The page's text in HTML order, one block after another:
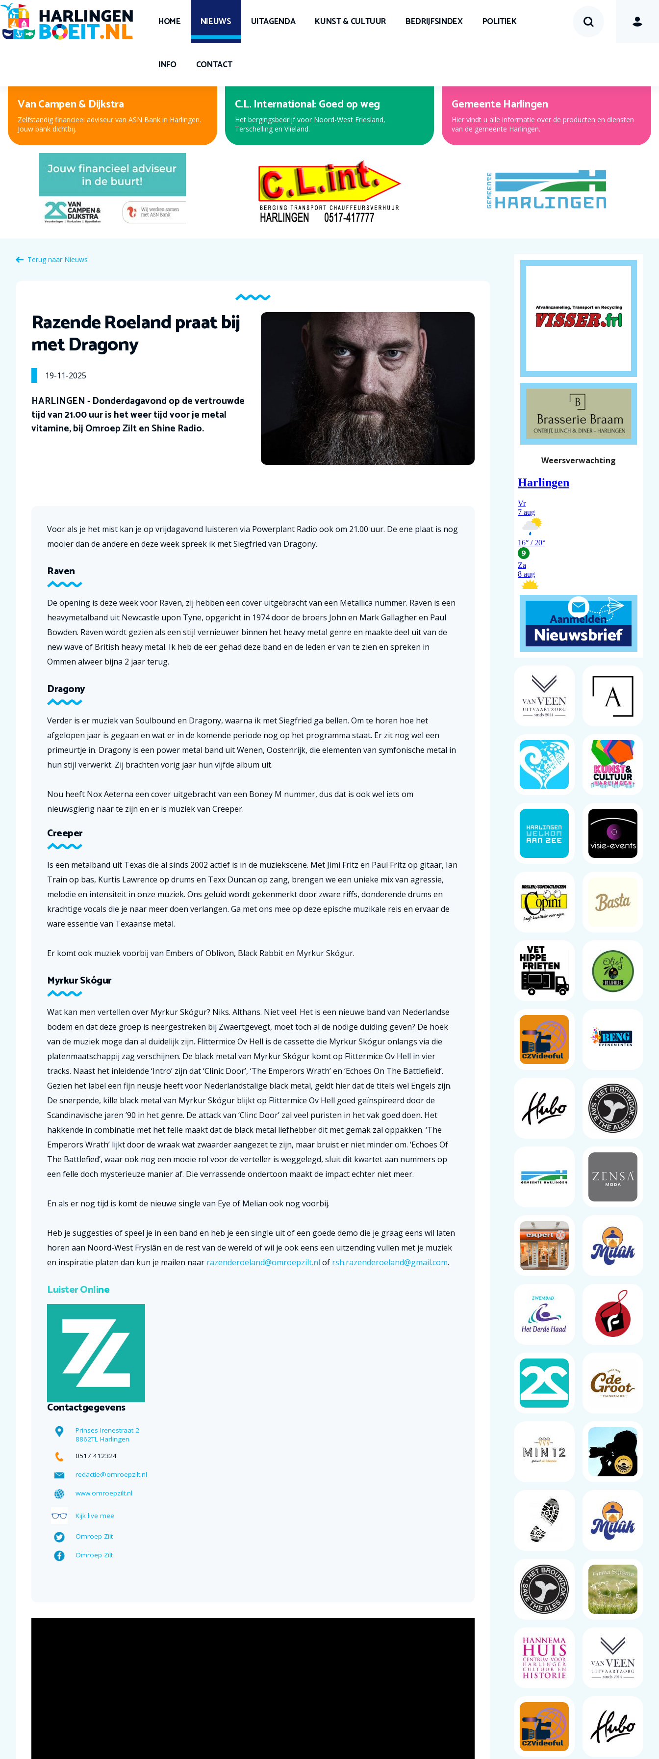
HOME NIEUWS UITAGENDA KUNST & CULTUUR BEDRIJFSINDEX POLITIEK
INFO CONTACT
Peter Kuiper, voor oog en oor
Nieuwe bril, contactlenzen of hooroplossing? Bij Peter
Kuiper, dé opticien en audicien bent u aan het juiste adres.
Expert Harlingen
Bekijk de nieuwe folder met de beste aanbiedingen!
Gemeente Harlingen
Hier vindt u alle informatie over de producten en diensten
van de gemeente Harlingen.
Terug naar Nieuws
Razende Roeland praat bij
met Dragony
19-11-2025
HARLINGEN - Donderdagavond op de vertrouwde
tijd van 21.00 uur is het weer tijd voor je metal
vitamine, bij Omroep Zilt en Shine Radio.
Voor als je het mist kan je op vrijdagavond luisteren via Powerplant Radio ook om 21.00 uur. De ene plaat is nog
mooier dan de andere en deze week spreek ik met Siegfried van Dragony.
Raven
De opening is deze week voor Raven, zij hebben een cover uitgebracht van een Metallica nummer. Raven is een
heavymetalband uit Newcastle upon Tyne, opgericht in 1974 door de broers John en Mark Gallagher en Paul
Bowden. Raven wordt gezien als een stijl vernieuwer binnen het heavy metal genre en maakte deel uit van de
new wave of British heavy metal. Ik heb de eer gehad deze band en de leden er van te zien en spreken in
Ommen alweer bijna 2 jaar terug.
Dragony
Verder is er muziek van Soulbound en Dragony, waarna ik met Siegfried ga bellen. Om te horen hoe het
afgelopen jaar is gegaan en wat er in de komende periode nog op het programma staat. Er zit nog wel een
primeurtje in. Dragony is een power metal band uit Wenen, Oostenrijk, die elementen van symfonische metal in
hun stijl verwerkt. Zij brachten vorig jaar hun vijfde album uit.
Nou heeft Nox Aeterna een cover uitgebracht van een Boney M nummer, dus dat is ook wel iets om
nieuwsgierig naar te zijn en er is muziek van Creeper.
Creeper
Is een metalband uit Texas die al sinds 2002 actief is in de muziekscene. Met Jimi Fritz en Paul Fritz op gitaar, Ian
Train op bas, Kurtis Lawrence op drums en Texx Duncan op zang, brengen we een unieke mix van agressie,
melodie en intensiteit in onze muziek. Ons geluid wordt gekenmerkt door zware riffs, donderende drums en
krachtige vocals die je naar meer doen verlangen. Ga met ons mee op deze epische muzikale reis en ervaar de
ware essentie van Texaanse metal.
Er komt ook muziek voorbij van Embers of Oblivon, Black Rabbit en Myrkur Skógur.
Myrkur Skógur
Wat kan men vertellen over Myrkur Skógur? Niks. Althans. Niet veel. Het is een nieuwe band van Nederlandse
bodem en dat deze groep is neergestreken bij Zwaertgevegt, moet toch al de nodige duiding geven? De hoek
van de muziek moge dan al duidelijk zijn. Flittermice Ov Hell is de cassette die Myrkur Skógur onlangs via die
platenmaatschappij zag verschijnen. De black metal van Myrkur Skógur komt op Flittermice Ov Hell in vier
tracks. Naast het inleidende ‘Intro’ zijn dat ‘Clinic Door’, ‘The Emperors Wrath’ en ‘Echoes On The Battlefield’.
Gezien het label een fijn neusje heeft voor Nederlandstalige black metal, geldt hier dat de titels wel Engels zijn.
De snerpende, kille black metal van Myrkur Skógur blijkt op Flittermice Ov Hell goed geïnspireerd door de
Scandinavische jaren ’90 in het genre. De attack van ‘Clinc Door’ zal veel puristen in het vak goed doen. Het
hakkende in combinatie met het felle maakt dat de black metal liefhebber dit met gemak zal oppakken. ‘The
Emperors Wrath’ lijkt door de wraak wat zwaarder aangezet te zijn, maar bruist er niet minder om. ‘Echoes Of
The Battlefied’, waar ook nog een mooie rol voor de verteller is weggelegd, sluit dit kwartet aan nummers op
een felle doch mysterieuze manier af. Die verrassende ondertoon maakt de impact echter niet meer.
En als er nog tijd is komt de nieuwe single van Eye of Melian ook nog voorbij.
Heb je suggesties of speel je in een band en heb je een single uit of een goede demo die je graag eens wil laten
horen aan Noord-West Fryslân en de rest van de wereld of wil je ook eens een uitzending vullen met je muziek
en inspiratie platen dan kun je mailen naar razenderoeland@omroepzilt.nl of rsh.razenderoeland@gmail.com.
Luister Online
Contactgegevens
Prinses Irenestraat 2
8862TL Harlingen
0517 412324
redactie@omroepzilt.nl
www.omroepzilt.nl
Kijk live mee
Omroep Zilt
Omroep Zilt
Weersverwachting